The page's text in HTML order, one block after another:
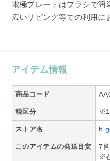
電極プレートはブラシで簡
広いリビング等での利用に
アイテム情報
商品コード
税区分
ストア名
このアイテムの発送目安
7
※